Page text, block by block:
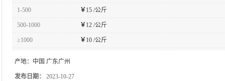
1-500 ￥ 15 /公斤
500-1000 ￥ 12 /公斤
≥1000 ￥ 10 /公斤
产地： 中国 广东广州
发布日期： 2023-10-27